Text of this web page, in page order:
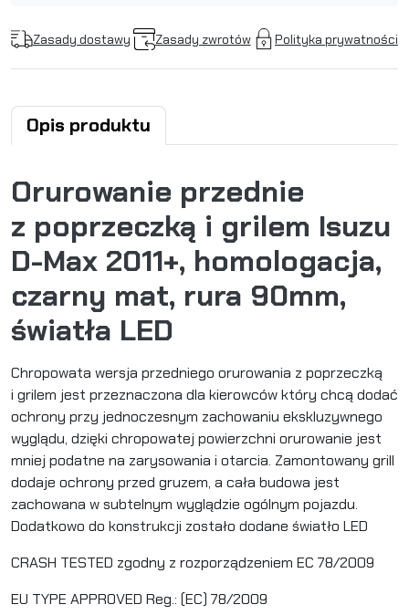
Zasady dostawy Zasady zwrotów Polityka prywatności
Opis produktu
Orurowanie przednie
z poprzeczką i grilem Isuzu
D-Max 2011+, homologacja,
czarny mat, rura 90mm,
światła LED
Chropowata wersja przedniego orurowania z poprzeczką
i grilem jest przeznaczona dla kierowców który chcą dodać
ochrony przy jednoczesnym zachowaniu ekskluzywnego
wyglądu, dzięki chropowatej powierzchni orurowanie jest
mniej podatne na zarysowania i otarcia. Zamontowany grill
dodaje ochrony przed gruzem, a cała budowa jest
zachowana w subtelnym wyglądzie ogólnym pojazdu.
Dodatkowo do konstrukcji zostało dodane światło LED
CRASH TESTED zgodny z rozporządzeniem EC 78/2009
EU TYPE APPROVED Reg.: (EC) 78/2009